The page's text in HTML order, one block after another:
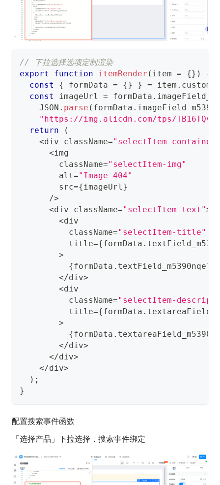
// 下拉选择选项定制渲染
export
function itemRender ( item = {} )
{
const
{ formData = {} } = item .
const
imageUrl = formData .
JSON . parse ( formData .
"https://img.alicdn.com/tps/
return
(
<div className="selectItem-
<img
        className
="selectItem-img"
        alt
="Image 404"
        src
={imageUrl}
/>
<div className="selectItem-text">
<div
          className
="selectItem-title"
          title
={formData .
>
{formData . textField_m5390nqe}
</div>
<div
          className
="selectItem-
          title
={formData .
>
{formData .
</div>
</div>
</div>
) ;
}
配置搜索事件函数
「选择产品」下拉选择，搜索事件绑定